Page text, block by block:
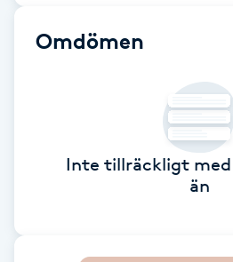
Bröllopsuppsättning
Coachning
Omdömen
Inte tillräckligt med
än